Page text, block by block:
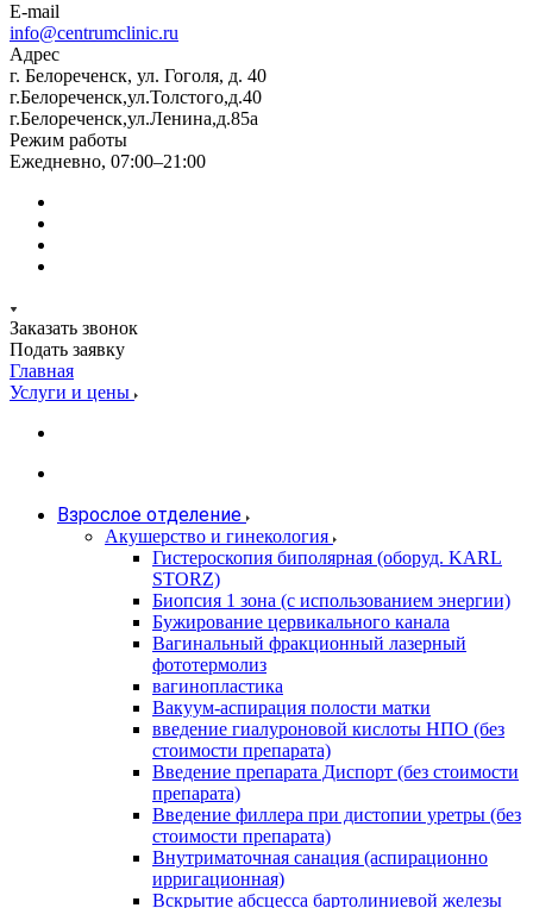
E-mail
info@centrumclinic.ru
Адрес
г. Белореченск, ул. Гоголя, д. 40
г.Белореченск,ул.Толстого,д.40
г.Белореченск,ул.Ленина,д.85а
Режим работы
Ежедневно, 07:00–21:00
Заказать звонок
Подать заявку
Главная
Услуги и цены
Взрослое отделение
Акушерство и гинекология
Гистероскопия биполярная (оборуд. KARL
STORZ)
Биопсия 1 зона (с использованием энергии)
Бужирование цервикального канала
Вагинальный фракционный лазерный
фототермолиз
вагинопластика
Вакуум-аспирация полости матки
введение гиалуроновой кислоты НПО (без
стоимости препарата)
Введение препарата Диспорт (без стоимости
препарата)
Введение филлера при дистопии уретры (без
стоимости препарата)
Внутриматочная санация (аспирационно
ирригационная)
Вскрытие абсцесса бартолиниевой железы